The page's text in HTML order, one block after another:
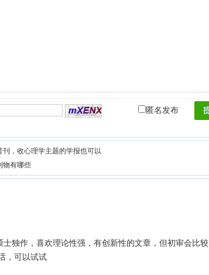
匿名发布
，收心理学主题的学报也可以
物有哪些
独作，喜欢理论性强，有创新性的文章，但初审会比较
，可以试试